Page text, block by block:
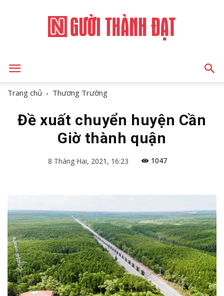
THÀNH
Trang chủ Thương Trường
Đề xuất chuyển huyện Cần
Giờ thành quận
8 Tháng Hai, 2021, 16:23 1047